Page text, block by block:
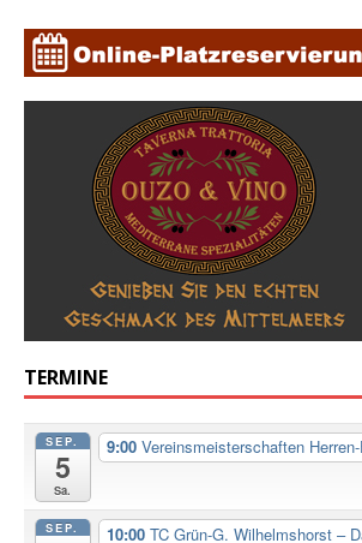
TERMINE
SEP.
5
Sa.
9:00 Vereinsmeisterschaften
SEP. 10:00 TC Grün-G. Wilhelmshorst –